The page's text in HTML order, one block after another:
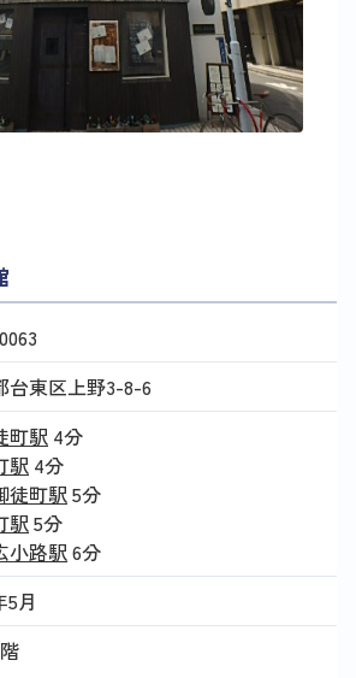
台東区上野3-8-6
町駅 4分
駅 4分
徒町駅5分
駅5分
小路駅6分
5月